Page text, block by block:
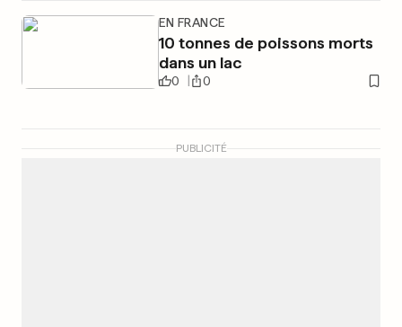
EN FRANCE
10 tonnes de poissons morts
dans un lac
0 0
PUBLICITÉ